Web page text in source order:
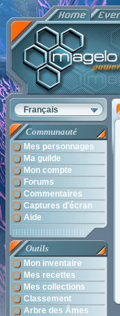
Français
Communauté
Mes personnages
Ma guilde
Mon compte
Forums
Commentaires
Captures d'écran
Aide
Outils
Mon inventaire
Mes recettes
Mes collections
Classement
Arbre des Âmes